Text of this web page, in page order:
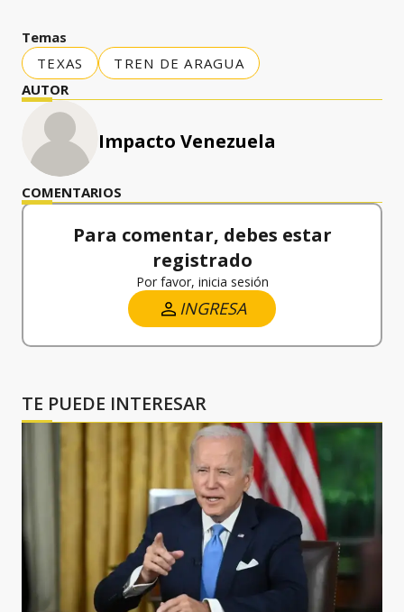
Temas
TEXAS
TREN DE ARAGUA
AUTOR
Impacto Venezuela
COMENTARIOS
Para comentar, debes estar
registrado
Por favor, inicia sesión
INGRESA
TE PUEDE INTERESAR